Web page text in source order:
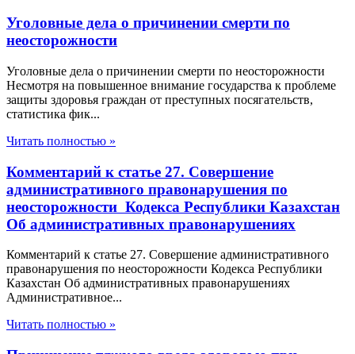
Уголовные дела о причинении смерти по
неосторожности
Уголовные дела о причинении смерти по неосторожности
Несмотря на повышенное внимание государства к проблеме
защиты здоровья граждан от преступных посягательств,
статистика фик...
Читать полностью »
Комментарий к статье 27. Совершение
административного правонарушения по
неосторожности Кодекса Республики Казахстан
Об административных правонарушениях
Комментарий к статье 27. Совершение административного
правонарушения по неосторожности Кодекса Республики
Казахстан Об административных правонарушениях
Административное...
Читать полностью »